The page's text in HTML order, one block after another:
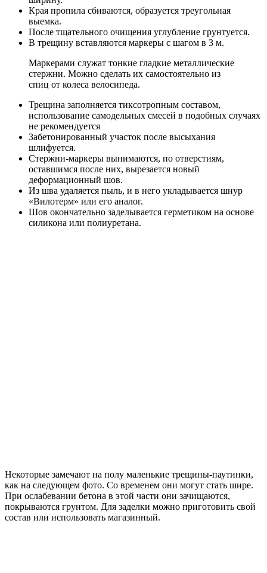
Края пропила сбиваются, образуется треугольная
выемка.
После тщательного очищения углубление грунтуется.
В трещину вставляются маркеры с шагом в 3 м.
Маркерами служат тонкие гладкие металлические
стержни. Можно сделать их самостоятельно из
спиц от колеса велосипеда.
Трещина заполняется тиксотропным составом,
использование самодельных смесей в подобных случаях
не рекомендуется
Забетонированный участок после высыхания
шлифуется.
Стержни-маркеры вынимаются, по отверстиям,
оставшимся после них, вырезается новый
деформационный шов.
Из шва удаляется пыль, и в него укладывается шнур
«Вилотерм» или его аналог.
Шов окончательно заделывается герметиком на основе
силикона или полиуретана.
Некоторые замечают на полу маленькие трещины-паутинки,
как на следующем фото. Со временем они могут стать шире.
При ослабевании бетона в этой части они зачищаются,
покрываются грунтом. Для заделки можно приготовить свой
состав или использовать магазинный.